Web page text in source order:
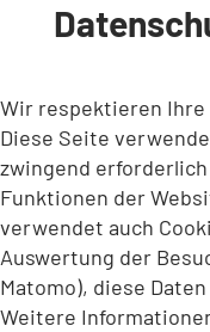
INHALT ANSPRINGEN
Wir respektieren
Diese Seite
zwingend
Funktionen der
verwendet auch
Auswertung der
Matomo), diese
Weitere